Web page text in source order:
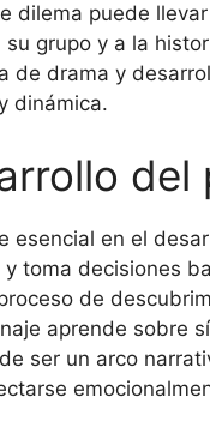
dilema puede
grupo y a la
de drama y
dinámica.
del
esencial en el
toma decisiones
de
aprende sobre
ser un arco